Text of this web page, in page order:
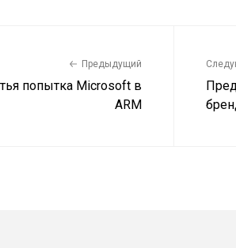
Предыдущий
попытка Microsoft в
ARM